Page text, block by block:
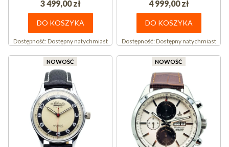
3 499,00 zł
DO KOSZYKA
Dostępność:Dostępny natychmiast
4 999,00 zł
DO KOSZYKA
Dostępność:Dostępny natychmiast
NOWOŚĆ NOWOŚĆ